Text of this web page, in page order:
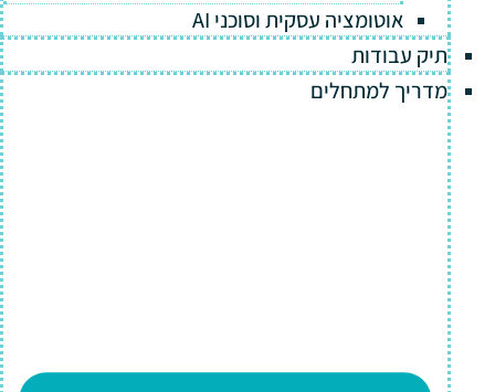
אוטומציה עסקית וסוכני AI
תיק עבודות
מדריך למתחלים